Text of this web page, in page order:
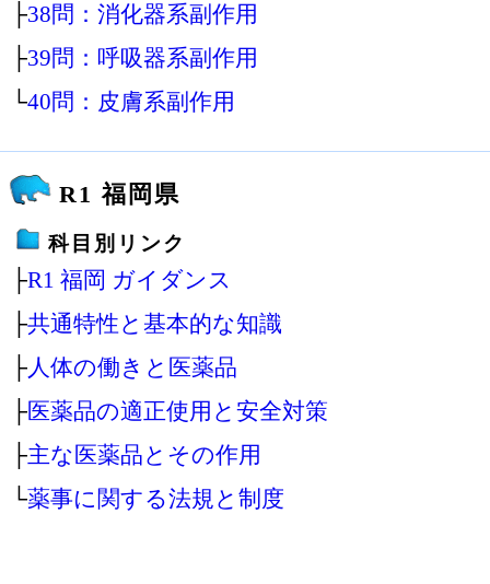
├38問：消化器系副作用
├39問：呼吸器系副作用
└40問：皮膚系副作用
R1 福岡県
科目別リンク
├R1 福岡 ガイダンス
├共通特性と基本的な知識
├人体の働きと医薬品
├医薬品の適正使用と安全対策
├主な医薬品とその作用
└薬事に関する法規と制度